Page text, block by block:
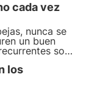
cada vez
nunca se
un buen
son
las
de
los